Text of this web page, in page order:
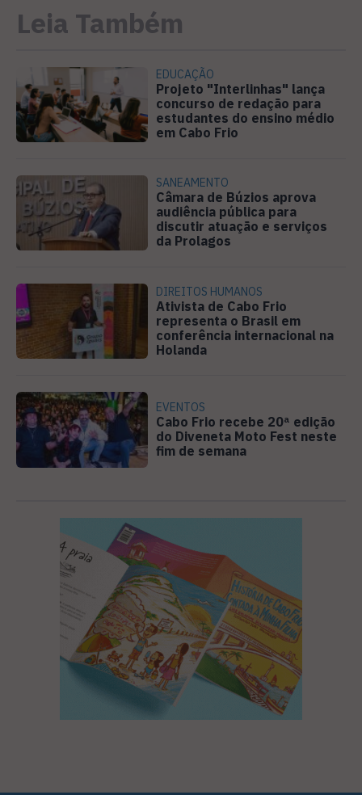
Leia Também
EDUCAÇÃO
Projeto "Interlinhas" lança
concurso de redação para
estudantes do ensino médio
em Cabo Frio
SANEAMENTO
Câmara de Búzios aprova
audiência pública para
discutir atuação e serviços
da Prolagos
DIREITOS HUMANOS
Ativista de Cabo Frio
representa o Brasil em
conferência internacional na
Holanda
EVENTOS
Cabo Frio recebe 20ª edição
do Diveneta Moto Fest neste
fim de semana